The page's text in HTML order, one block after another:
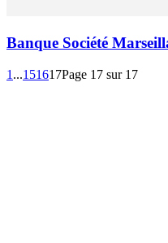
Banque Société
1 ...151617Page 17 sur 17